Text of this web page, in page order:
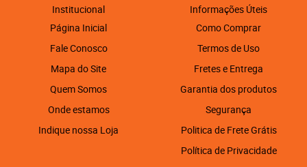
Institucional
Página Inicial
Fale Conosco
Mapa do Site
Quem Somos
Onde estamos
Indique nossa Loja
Informações Úteis
Como Comprar
Termos de Uso
Fretes e Entrega
Garantia dos produtos
Segurança
Politica de Frete Grátis
Política de Privacidade